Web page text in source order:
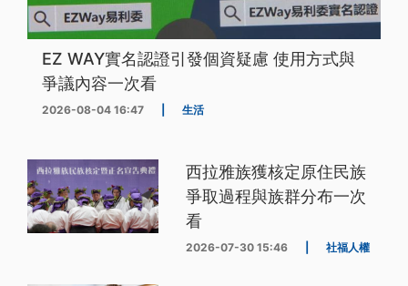
EZ WAY實名認證引發個資疑慮 使用方式與
爭議內容一次看
2026-08-04 16:47 生活
西拉雅族獲核定原住民族
爭取過程與族群分布一次
看
2026-07-30 15:46 社福人權